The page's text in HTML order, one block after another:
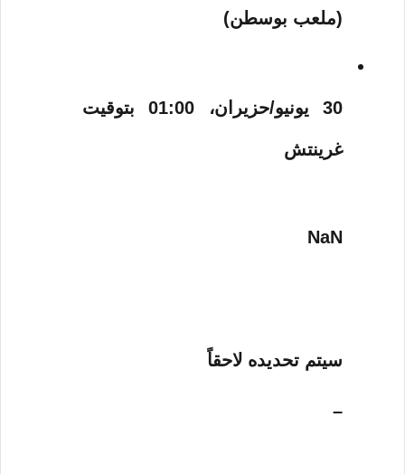
(ملعب بوسطن)
30 يونيو/حزيران، 01:00 بتوقيت
غرينتش
NaN
سيتم تحديده لاحقاً
–